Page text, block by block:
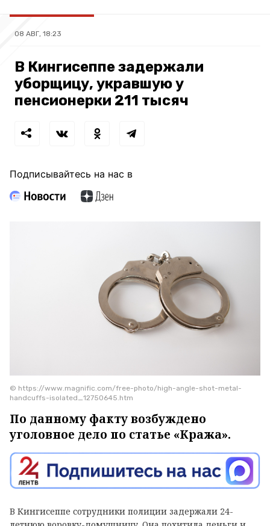
08 АВГ, 18:23
В Кингисеппе задержали
уборщицу, укравшую у
пенсионерки 211 тысяч
Подписывайтесь на нас в
© https://www.magnific.com/free-photo/high-angle-shot-metal-
handcuffs-isolated_12750645.htm
По данному факту возбуждено
уголовное дело по статье «Кража».
В Кингисеппе сотрудники полиции задержали 24-